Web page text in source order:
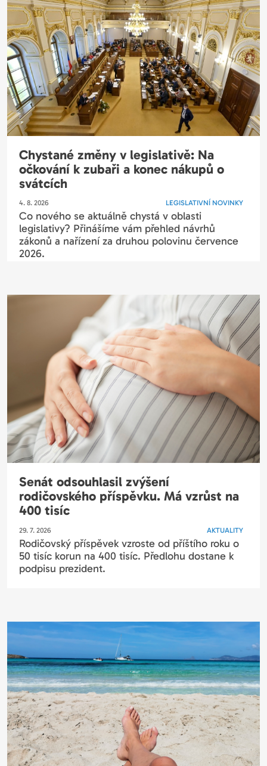
Chystané změny v legislativě: Na
očkování k zubaři a konec nákupů o
svátcích
4. 8. 2026 LEGISLATIVNÍ NOVINKY
Co nového se aktuálně chystá v oblasti
legislativy? Přinášíme vám přehled návrhů
zákonů a nařízení za druhou polovinu července
2026.
Senát odsouhlasil zvýšení
rodičovského příspěvku. Má vzrůst na
400 tisíc
29. 7. 2026 AKTUALITY
Rodičovský příspěvek vzroste od příštího roku o
50 tisíc korun na 400 tisíc. Předlohu dostane k
podpisu prezident.